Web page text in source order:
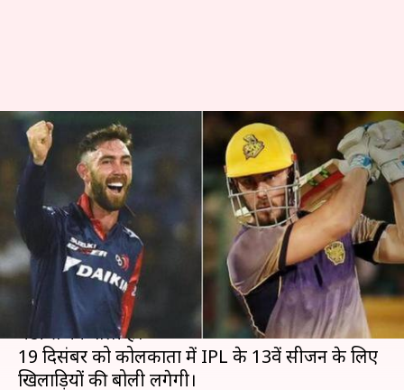
IPL 2020: ये बड़े क्रिकेटर नहीं खेलेंगे,
जानिए कौन हैं सबसे ज्यादा बेस
प्राइस वाले खिलाड़ी
Neeraj Pandey Dec 03, 2019 07:55 pm
क्या है खबर?
इंडियन प्रीमियर लीग (IPL) 2020 के लिए खिलाड़ियों की
मंडी सजने वाली है।
19 दिसंबर को कोलकाता में IPL के 13वें सीजन के लिए
खिलाड़ियों की बोली लगेगी।